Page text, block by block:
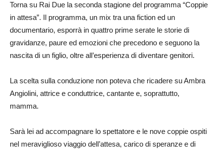
Torna su Rai Due la seconda stagione del programma “Coppie
in attesa”. Il programma, un mix tra una fiction ed un
documentario, esporrà in quattro prime serate le storie di
gravidanze, paure ed emozioni che precedono e seguono la
nascita di un figlio, oltre all’esperienza di diventare genitori.
La scelta sulla conduzione non poteva che ricadere su Ambra
Angiolini, attrice e conduttrice, cantante e, soprattutto,
mamma.
Sarà lei ad accompagnare lo spettatore e le nove coppie ospiti
nel meraviglioso viaggio dell’attesa, carico di speranze e di